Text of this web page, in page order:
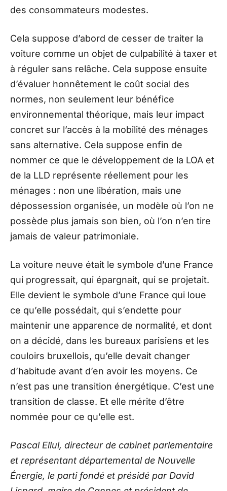
des consommateurs modestes.
Cela suppose d’abord de cesser de traiter la
voiture comme un objet de culpabilité à taxer et
à réguler sans relâche. Cela suppose ensuite
d’évaluer honnêtement le coût social des
normes, non seulement leur bénéfice
environnemental théorique, mais leur impact
concret sur l’accès à la mobilité des ménages
sans alternative. Cela suppose enfin de
nommer ce que le développement de la LOA et
de la LLD représente réellement pour les
ménages : non une libération, mais une
dépossession organisée, un modèle où l’on ne
possède plus jamais son bien, où l’on n’en tire
jamais de valeur patrimoniale.
La voiture neuve était le symbole d’une France
qui progressait, qui épargnait, qui se projetait.
Elle devient le symbole d’une France qui loue
ce qu’elle possédait, qui s’endette pour
maintenir une apparence de normalité, et dont
on a décidé, dans les bureaux parisiens et les
couloirs bruxellois, qu’elle devait changer
d’habitude avant d’en avoir les moyens. Ce
n’est pas une transition énergétique. C’est une
transition de classe. Et elle mérite d’être
nommée pour ce qu’elle est.
Pascal Ellul, directeur de cabinet parlementaire
et représentant départemental de Nouvelle
Énergie, le parti fondé et présidé par David